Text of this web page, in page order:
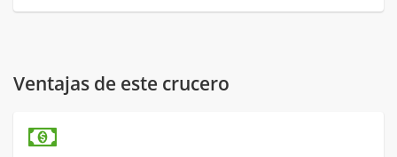
Ventajas de este crucero